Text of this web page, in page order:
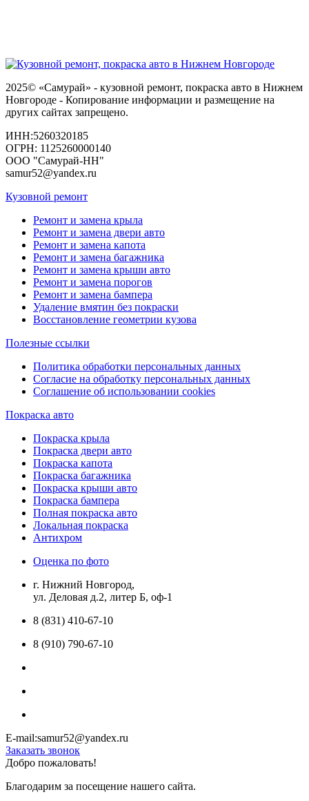
2025© «Самурай» - кузовной ремонт, покраска авто в Нижнем
Новгороде - Копирование информации и размещение на
других сайтах запрещено.
ИНН:5260320185
ОГРН: 1125260000140
ООО "Самурай-НН"
samur52@yandex.ru
Кузовной ремонт
Ремонт и замена крыла
Ремонт и замена двери авто
Ремонт и замена капота
Ремонт и замена багажника
Ремонт и замена крыши авто
Ремонт и замена порогов
Ремонт и замена бампера
Удаление вмятин без покраски
Восстановление геометрии кузова
Полезные ссылки
Политика обработки персональных данных
Согласие на обработку персональных данных
Соглашение об использовании cookies
Покраска авто
Покраска крыла
Покраска двери авто
Покраска капота
Покраска багажника
Покраска крыши авто
Покраска бампера
Полная покраска авто
Локальная покраска
Антихром
Оценка по фото
г. Нижний Новгород,
ул. Деловая д.2, литер Б, оф-1
8 (831) 410-67-10
8 (910) 790-67-10
E-mail:samur52@yandex.ru
Заказать звонок
Добро пожаловать!
Благодарим за посещение нашего сайта.